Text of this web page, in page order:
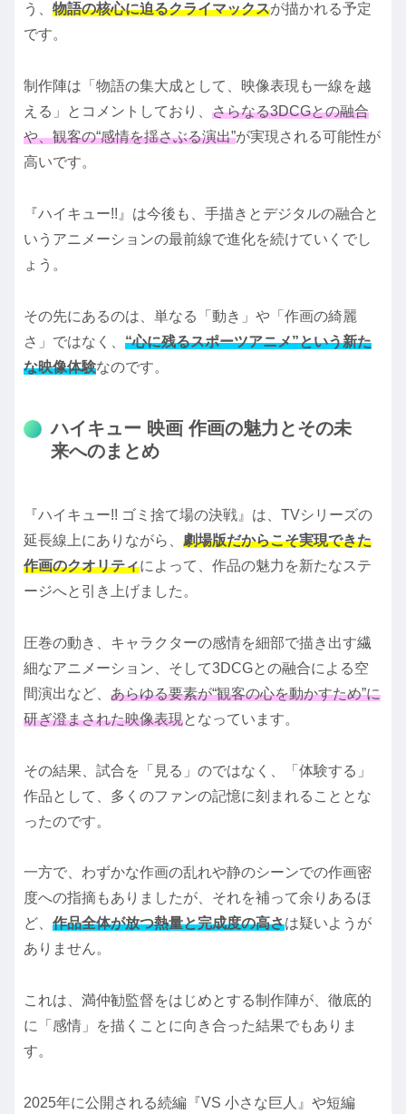
う、 物語の核心に迫るクライマックスが描かれる予定
です。
制作陣は「物語の集大成として、映像表現も一線を越
える」とコメントしており、 さらなる3DCGとの融合
や、観客の“感情を揺さぶる演出”が実現される可能性が
高いです。
『ハイキュー!!』は今後も、手描きとデジタルの融合と
いうアニメーションの最前線で進化を続けていくでし
ょう。
その先にあるのは、単なる「動き」や「作画の綺麗
さ」ではなく、 “心に残るスポーツアニメ”という新た
な映像体験なのです。
ハイキュー 映画 作画の魅力とその未
来へのまとめ
『ハイキュー!! ゴミ捨て場の決戦』は、TVシリーズの
延長線上にありながら、 劇場版だからこそ実現できた
作画のクオリティによって、作品の魅力を新たなステ
ージへと引き上げました。
圧巻の動き、キャラクターの感情を細部で描き出す繊
細なアニメーション、そして3DCGとの融合による空
間演出など、 あらゆる要素が“観客の心を動かすため”に
研ぎ澄まされた映像表現となっています。
その結果、試合を「見る」のではなく、「体験する」
作品として、多くのファンの記憶に刻まれることとな
ったのです。
一方で、わずかな作画の乱れや静のシーンでの作画密
度への指摘もありましたが、それを補って余りあるほ
ど、 作品全体が放つ熱量と完成度の高さは疑いようが
ありません。
これは、満仲勧監督をはじめとする制作陣が、徹底的
に「感情」を描くことに向き合った結果でもありま
す。
2025年に公開される続編『VS 小さな巨人』や短編